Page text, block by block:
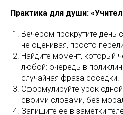
Практика для души:
Вечером прокрутите день
не оценивая, просто
Найдите момент, который
любой: очередь в
случайная фраза соседки.
Сформулируйте урок
своими словами, без
Запишите её в заметки